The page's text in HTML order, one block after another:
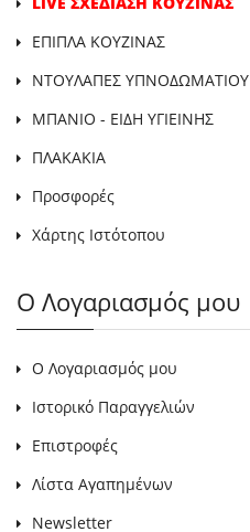
ΕΠΙΠΛΑ ΚΟΥΖΙΝΑΣ
ΝΤΟΥΛΑΠΕΣ ΥΠΝΟΔΩΜΑΤΙΟΥ
ΜΠΑΝΙΟ - ΕΙΔΗ ΥΓΙΕΙΝΗΣ
ΠΛΑΚΑΚΙΑ
Προσφορές
Χάρτης Ιστότοπου
Ο Λογαριασμός μου
Ο Λογαριασμός μου
Ιστορικό Παραγγελιών
Επιστροφές
Λίστα Αγαπημένων
Newsletter